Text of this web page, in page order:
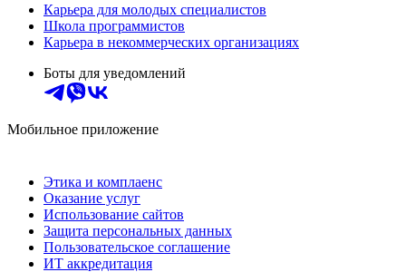
Карьера для молодых специалистов
Школа программистов
Карьера в некоммерческих организациях
Боты для уведомлений
Мобильное приложение
Этика и комплаенс
Оказание услуг
Использование сайтов
Защита персональных данных
Пользовательское соглашение
ИТ аккредитация